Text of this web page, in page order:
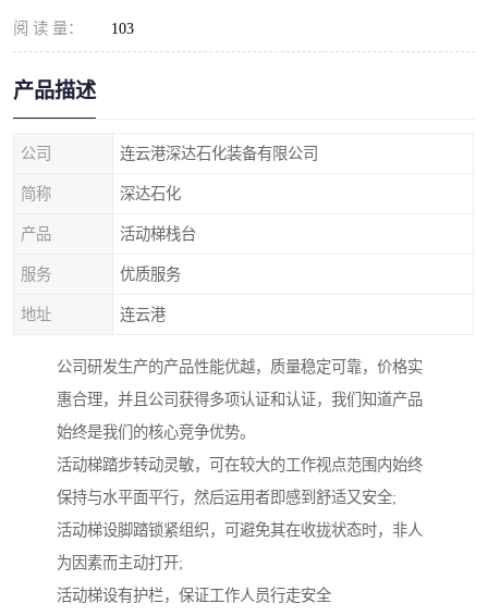
阅 读 量： 103
产品描述
公司 连云港深达石化装备有限公司
简称 深达石化
产品 活动梯栈台
服务 优质服务
地址 连云港
公司研发生产的产品性能优越，质量稳定可靠，价格实
惠合理，并且公司获得多项认证和认证，我们知道产品
始终是我们的核心竞争优势。
活动梯踏步转动灵敏，可在较大的工作视点范围内始终
保持与水平面平行，然后运用者即感到舒适又安全;
活动梯设脚踏锁紧组织，可避免其在收拢状态时，非人
为因素而主动打开;
活动梯设有护栏，保证工作人员行走安全